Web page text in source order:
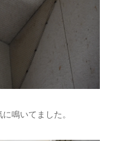
鳴いてました。